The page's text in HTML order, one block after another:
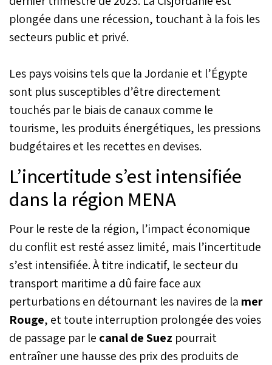
plongée dans une récession, touchant à la fois les
secteurs public et privé.
Les pays voisins tels que la Jordanie et l’Égypte
sont plus susceptibles d’être directement
touchés par le biais de canaux comme le
tourisme, les produits énergétiques, les pressions
budgétaires et les recettes en devises.
L’incertitude s’est intensifiée
dans la région MENA
Pour le reste de la région, l’impact économique
du conflit est resté assez limité, mais l’incertitude
s’est intensifiée. À titre indicatif, le secteur du
transport maritime a dû faire face aux
perturbations en détournant les navires de la mer
Rouge, et toute interruption prolongée des voies
de passage par le canal de Suez pourrait
entraîner une hausse des prix des produits de